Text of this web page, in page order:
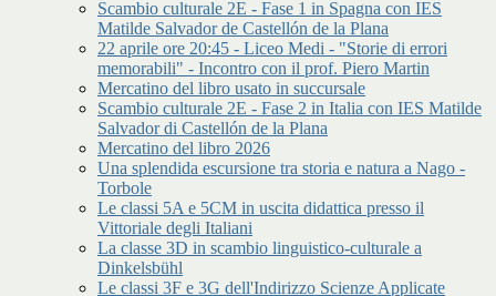
Scambio culturale 2E - Fase 1 in Spagna con IES
Matilde Salvador de Castellón de la Plana
22 aprile ore 20:45 - Liceo Medi - "Storie di errori
memorabili" - Incontro con il prof. Piero Martin
Mercatino del libro usato in succursale
Scambio culturale 2E - Fase 2 in Italia con IES Matilde
Salvador di Castellón de la Plana
Mercatino del libro 2026
Una splendida escursione tra storia e natura a Nago -
Torbole
Le classi 5A e 5CM in uscita didattica presso il
Vittoriale degli Italiani
La classe 3D in scambio linguistico-culturale a
Dinkelsbühl
Le classi 3F e 3G dell'Indirizzo Scienze Applicate